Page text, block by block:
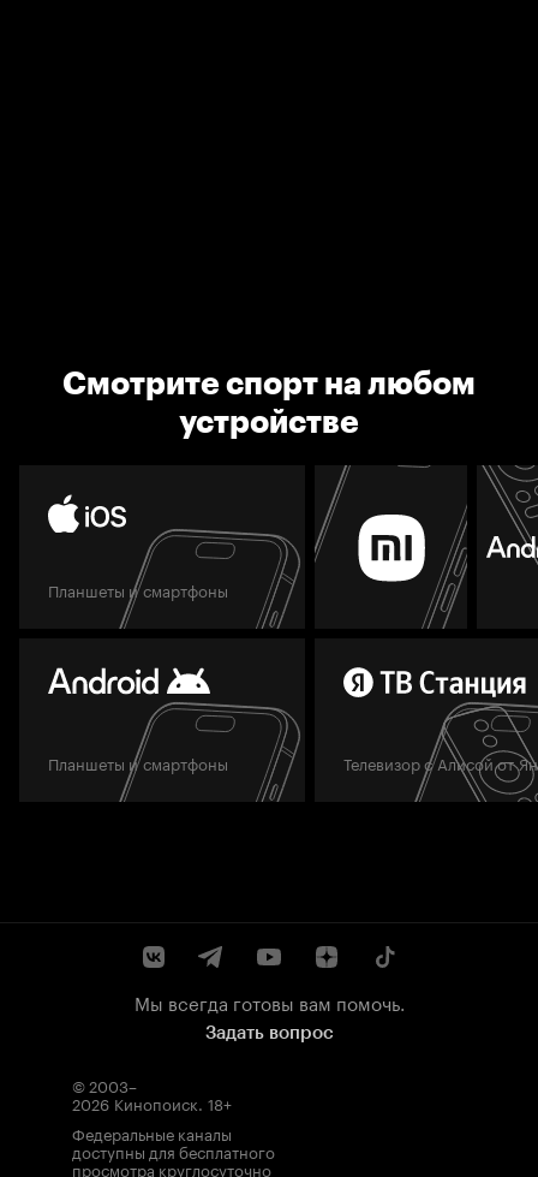
Смотрите спорт на любом
устройстве
Планшеты и смартфоны
Планшеты и смартфоны Телевизор с Алисой от
Мы всегда готовы вам помочь.
Задать вопрос
© 2003–
2026 Кинопоиск. 18+
Федеральные каналы
доступны для бесплатного
просмотра круглосуточно